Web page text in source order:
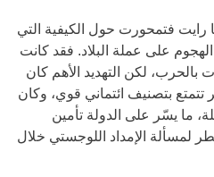
رايت فتمحورت حول الكيفية التي
على عملة البلاد. فقد كانت
لكن التهديد الأهم كان
تتمتع بتصنيف ائتماني قوي، وكان
ما يسّر على الدولة تأمين
لمسألة الإمداد اللوجستي خلال